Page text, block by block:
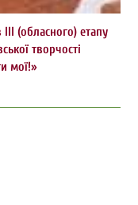
(обласного) етапу
творчості
мої!»